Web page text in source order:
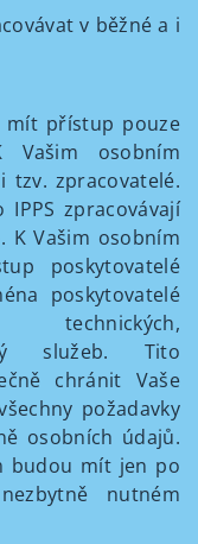
v běžné a i
mít přístup pouze
Vašim osobním
zpracovatelé.
zpracovávají
K Vašim osobním
poskytovatelé
poskytovatelé
technických,
služeb. Tito
chránit Vaše
požadavky
osobních údajů.
budou mít jen po
nutném